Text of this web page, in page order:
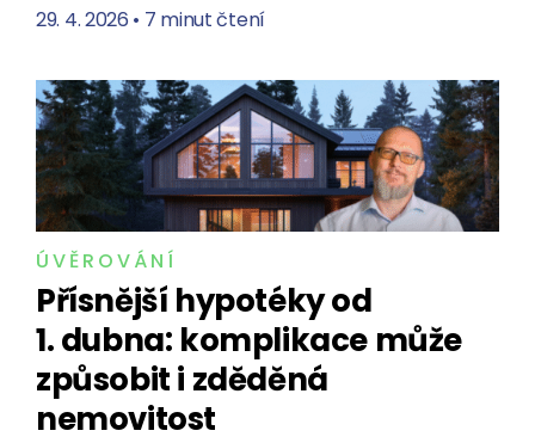
29. 4. 2026 • 7 minut čtení
ÚVĚROVÁNÍ
Přísnější hypotéky od
1. dubna: komplikace může
způsobit i zděděná
nemovitost